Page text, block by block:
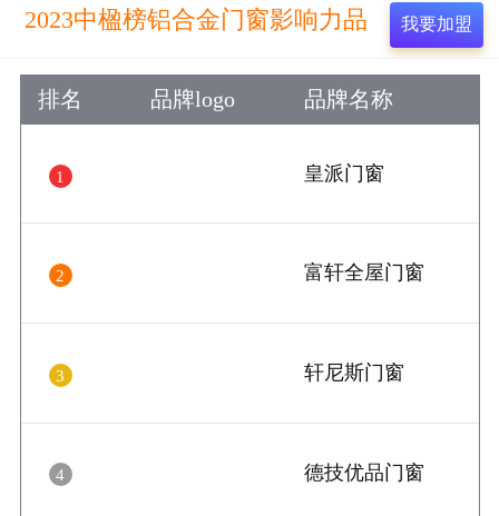
2023中楹榜铝合金门窗影响力品
牌
我要加盟
排名 品牌logo 品牌名称
1 皇派门窗
2 富轩全屋门窗
3 轩尼斯门窗
4 德技优品门窗